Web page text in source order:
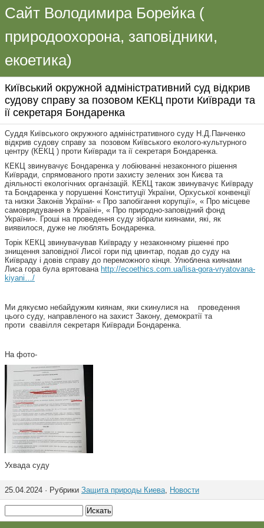
Сайт Володимира Борейка (
природоохорона, заповідники,
екоетика)
Київський окружной адміністративний суд відкрив
судову справу за позовом КЕКЦ проти Київради та
ії секретаря Бондаренка
Суддя Київського окружного адміністративного суду Н.Д.Панченко
відкрив судову справу за позовом Київського еколого-культурного
центру (КЕКЦ ) проти Київради та ії секретаря Бондаренка.
КЕКЦ звинувачує Бондаренка у лобіюванні незаконного рішення
Київради, спрямованого проти захисту зелених зон Києва та
діяльності екологічних організацій. КЕКЦ також звинувачує Київраду
та Бондаренка у порушенні Конституції України, Орхуської конвенції
та низки Законів України- « Про запобігання корупції», « Про місцеве
самоврядування в Україні», « Про природно-заповідний фонд
України». Гроші на проведення суду зібрали киянами, які, як
виявилося, дуже не люблять Бондаренка.
Торік КЕКЦ звинувачував Київраду у незаконному рішенні про
знищення заповідної Лисої гори під цвинтар, подав до суду на
Київраду і довів справу до переможного кінця. Улюблена киянами
Лиса гора була врятована http://ecoethics.com.ua/lisa-gora-vryatovana-
kiyani…/
Ми дякуємо небайдужим киянам, яки скинулися на проведення
цього суду, направленого на захист Закону, демократії та
проти свавілля секретаря Київради Бондаренка.
На фото-
Ухвада суду
25.04.2024 · Рубрики Защита природы Киева, Новости